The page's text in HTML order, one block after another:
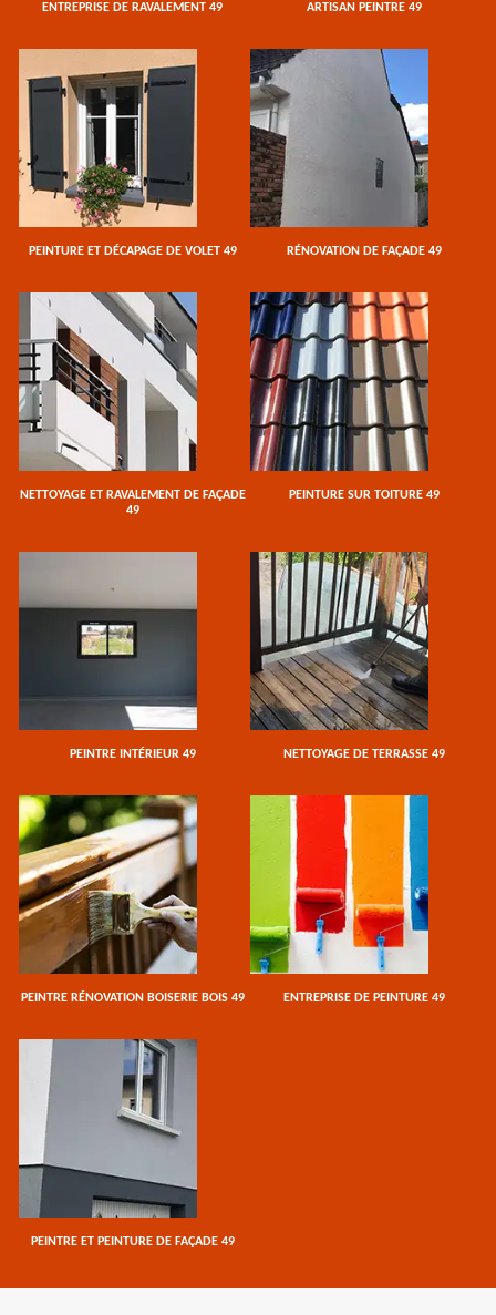
ENTREPRISE DE RAVALEMENT 49 ARTISAN PEINTRE 49
PEINTURE ET DÉCAPAGE DE VOLET 49 RÉNOVATION DE FAÇADE 49
NETTOYAGE ET RAVALEMENT DE FAÇADE
49
PEINTURE SUR TOITURE 49
PEINTRE INTÉRIEUR 49 NETTOYAGE DE TERRASSE 49
PEINTRE RÉNOVATION BOISERIE BOIS 49 ENTREPRISE DE PEINTURE 49
PEINTRE ET PEINTURE DE FAÇADE 49